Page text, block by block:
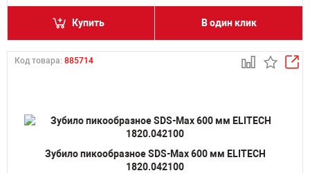
Купить В один клик
Код товара: 885714
Зубило пикообразное SDS-Max 600 мм ELITECH
1820.042100